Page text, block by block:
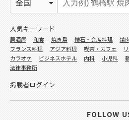
人気キーワード
居酒屋 和食 焼き鳥 懐石・会席料理 焼
フランス料理
アジア料理 喫茶・カフェ
カラオケ
ビジネスホテル 内科 小児科
法律事務所
掲載者ログイン
FOLLOW